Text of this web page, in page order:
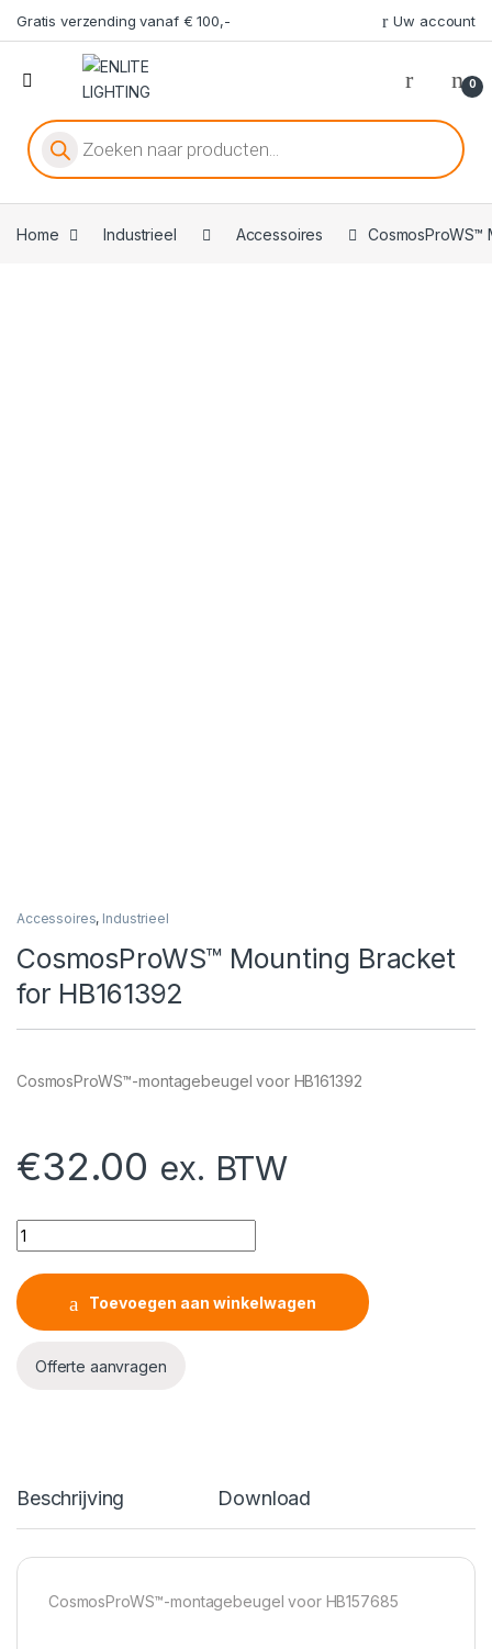
Gratis verzending vanaf € 100,- Uw account
0
Producten zoeken
Home Industrieel Accessoires CosmosProWS™
Accessoires, Industrieel
CosmosProWS™ Mounting Bracket
for HB161392
CosmosProWS™-montagebeugel voor HB161392
€32.00 ex. BTW
CosmosProWS™ Mounting Bracket for HB161392 quantity
Toevoegen aan winkelwagen
Offerte aanvragen
Beschrijving Download
CosmosProWS™-montagebeugel voor HB157685